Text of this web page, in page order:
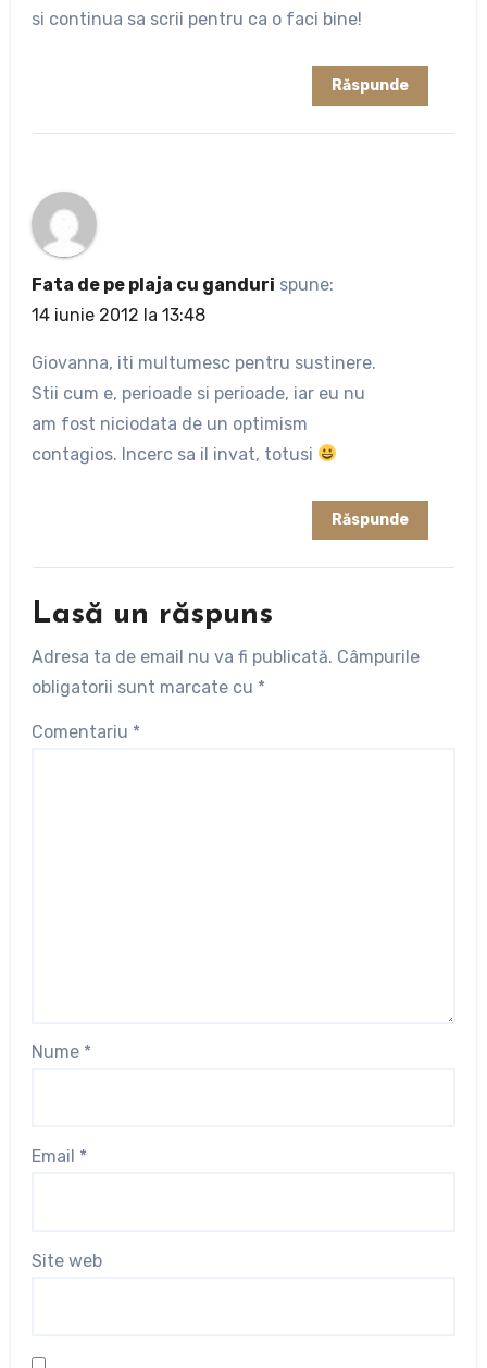
si continua sa scrii pentru ca o faci bine!
Răspunde
Fata de pe plaja cu ganduri spune:
14 iunie 2012 la 13:48
Giovanna, iti multumesc pentru sustinere.
Stii cum e, perioade si perioade, iar eu nu
am fost niciodata de un optimism
contagios. Incerc sa il invat, totusi
Răspunde
Lasă un răspuns
Adresa ta de email nu va fi publicată. Câmpurile
obligatorii sunt marcate cu *
Comentariu *
Nume *
Email *
Site web